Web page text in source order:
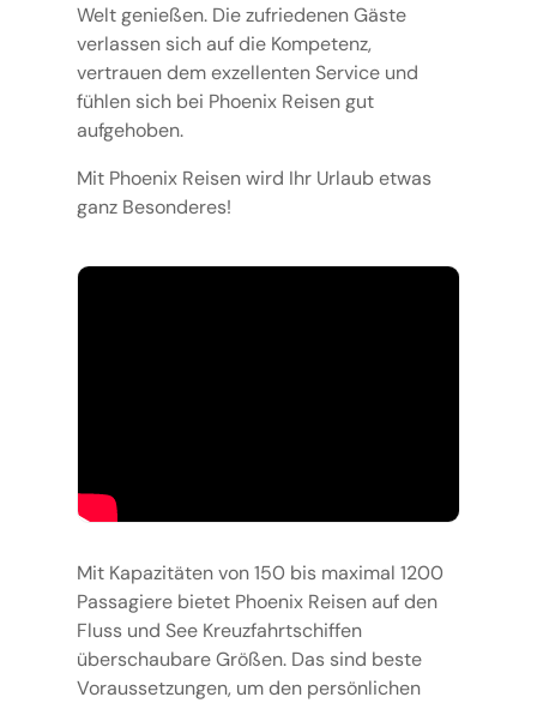
Welt genießen. Die zufriedenen Gäste
verlassen sich auf die Kompetenz,
vertrauen dem exzellenten Service und
fühlen sich bei Phoenix Reisen gut
aufgehoben.
Mit Phoenix Reisen wird Ihr Urlaub etwas
ganz Besonderes!
Mit Kapazitäten von 150 bis maximal 1200
Passagiere bietet Phoenix Reisen auf den
Fluss und See Kreuzfahrtschiffen
überschaubare Größen. Das sind beste
Voraussetzungen, um den persönlichen